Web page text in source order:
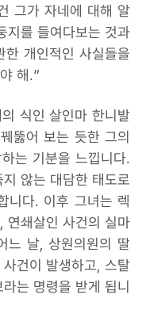
그가 자네에 대해 알
지를 들여다보는 것과
한 개인적인 사실들을
해.”
식인 살인마 한니발
뚫어 보는 듯한 그의
는 기분을 느낍니다.
않는 대담한 태도로
니다. 이후 그녀는 렉
연쇄살인 사건의 실마
느 날, 상원의원의 딸
건이 발생하고, 스탈
는 명령을 받게 됩니